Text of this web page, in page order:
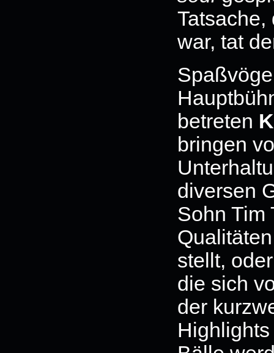
Tatsache,
war, tat
betreten
bringen
diversen
Sohn Tim
stellt,
die sich
der